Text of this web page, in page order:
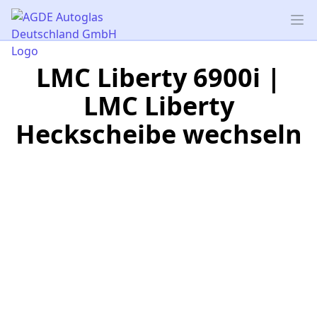
AGDE Autoglas Deutschland GmbH
LMC Liberty 6900i |
LMC Liberty
Heckscheibe wechseln